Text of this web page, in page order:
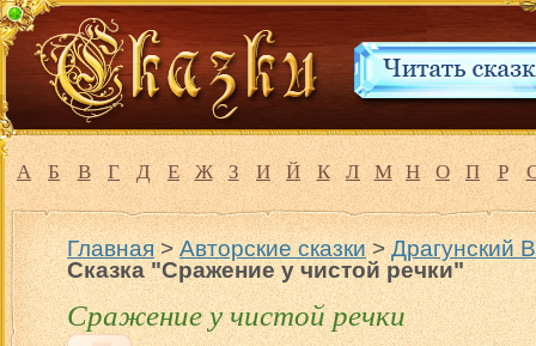
А Б В Г Д Е Ж З И Й К Л М Н О П Р
Главная>Авторские сказки>Драгунский
Сказка "Сражение у чистой речки"
Сражение у чистой речки